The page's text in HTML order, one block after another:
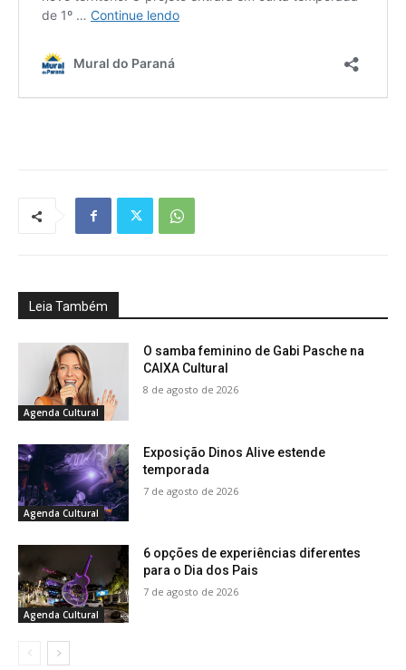
Leia Também
Agenda Cultural
O samba feminino de Gabi Pasche na
CAIXA Cultural
8 de agosto de 2026
Agenda Cultural
Exposição Dinos Alive estende
temporada
7 de agosto de 2026
Agenda Cultural
6 opções de experiências diferentes
para o Dia dos Pais
7 de agosto de 2026